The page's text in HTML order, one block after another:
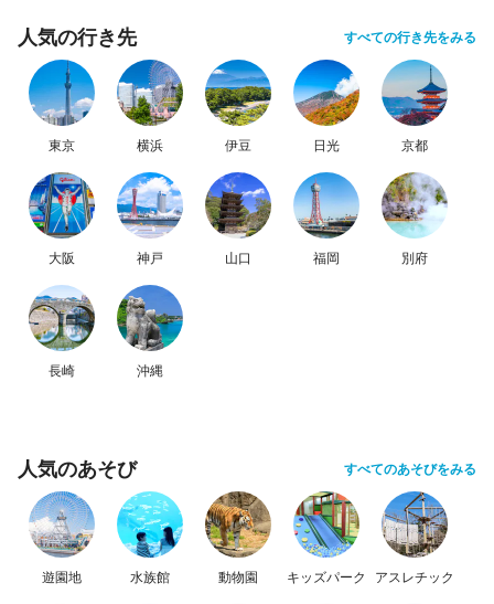
人気の行き先 すべての行き先をみる
東京 横浜 伊豆 日光 京都
大阪 神戸 山口 福岡 別府
長崎 沖縄
人気のあそび すべてのあそびをみる
遊園地 水族館 動物園 キッズパーク アスレチック